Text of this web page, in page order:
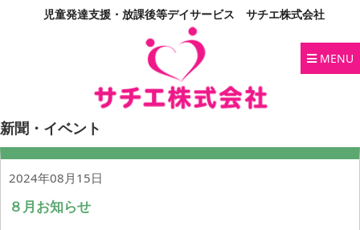
児童発達支援・放課後等デイサービス サチエ株式会社
MENU
新聞・イベント
2024年08月15日
８月お知らせ